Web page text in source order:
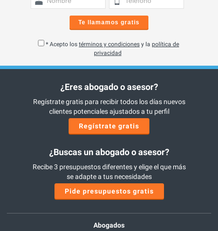
Te llamamos gratis
* Acepto los términos y condiciones y la política de
privacidad
¿Eres abogado o asesor?
Regístrate gratis para recibir todos los días nuevos
clientes potenciales ajustados a tu perfil
Regístrate gratis
¿Buscas un abogado o asesor?
Recibe 3 presupuestos diferentes y elige el que más
se adapte a tus necesidades
Pide presupuestos gratis
Abogados